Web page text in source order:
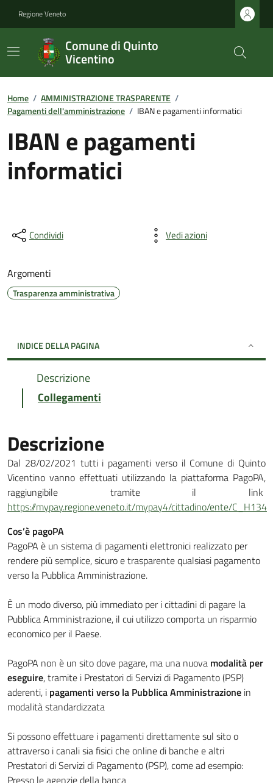
Regione Veneto
Comune di Quinto
Vicentino
Home / AMMINISTRAZIONE TRASPARENTE /
Pagamenti dell'amministrazione / IBAN e pagamenti informatici
IBAN e pagamenti
informatici
Condividi Vedi azioni
Argomenti
Trasparenza amministrativa
INDICE DELLA PAGINA
Descrizione
Collegamenti
Descrizione
Dal 28/02/2021 tutti i pagamenti verso il Comune di Quinto
Vicentino vanno effettuati utilizzando la piattaforma PagoPA,
raggiungibile tramite il link
https://mypay.regione.veneto.it/mypay4/cittadino/ente/C_H134
Cos’è pagoPA
PagoPA è un sistema di pagamenti elettronici realizzato per
rendere più semplice, sicuro e trasparente qualsiasi pagamento
verso la Pubblica Amministrazione.
È un modo diverso, più immediato per i cittadini di pagare la
Pubblica Amministrazione, il cui utilizzo comporta un risparmio
economico per il Paese.
PagoPA non è un sito dove pagare, ma una nuova modalità per
eseguire, tramite i Prestatori di Servizi di Pagamento (PSP)
aderenti, i pagamenti verso la Pubblica Amministrazione in
modalità standardizzata
Si possono effettuare i pagamenti direttamente sul sito o
attraverso i canali sia fisici che online di banche e altri
Prestatori di Servizi di Pagamento (PSP), come ad esempio:
Presso le agenzie della banca